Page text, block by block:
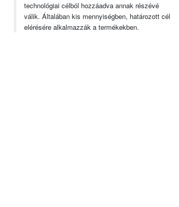
technológiai célból hozzáadva annak részévé
válik. Általában kis mennyiségben, határozott cél
elérésére alkalmazzák a termékekben.